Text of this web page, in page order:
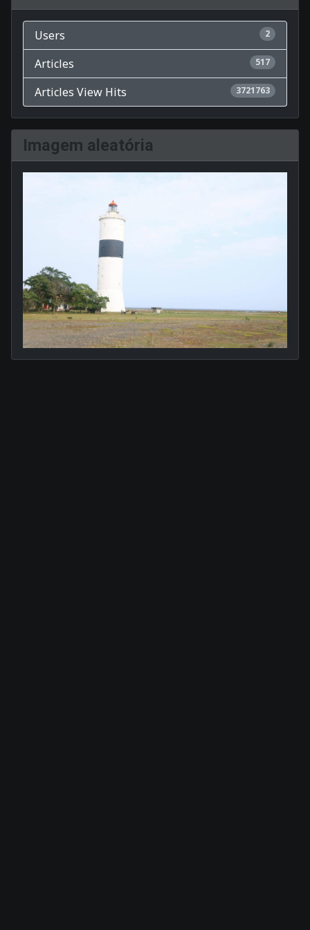
Users 2
Articles 517
Articles View Hits 3721763
Imagem aleatória